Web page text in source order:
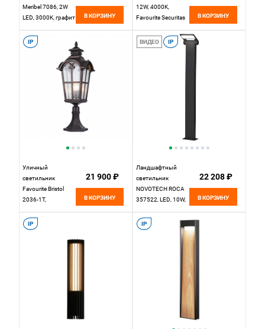
Meribel 7086, 2W
LED, 3000K, графит
В КОРЗИНУ
12W, 4000K,
Favourite Securitas
матовый
В КОРЗИНУ
IP
Уличный
светильник
Favourite Bristol
2036-1T,
кофейный
21 900 ₽
В КОРЗИНУ
ВИДЕО IP
Ландшафтный
светильник
NOVOTECH ROCA
357522, LED, 10W,
22 208 ₽
В КОРЗИНУ
IP IP